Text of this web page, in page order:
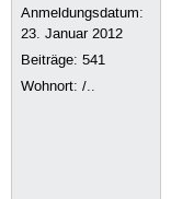
Anmeldungsdatum:
23. Januar 2012
Beiträge:541
Wohnort: /..